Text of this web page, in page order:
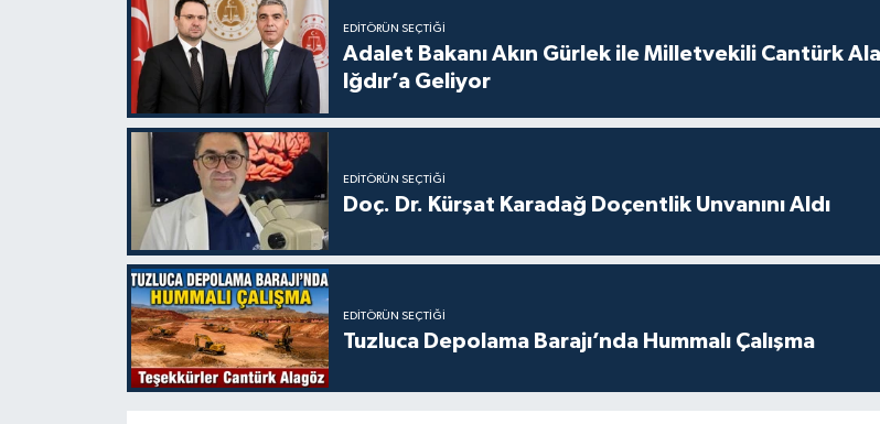
EDITÖRÜN SEÇTIĞI
Adalet Bakanı Akın Gürlek ile Milletvekili Cantürk
Iğdır’a Geliyor
EDITÖRÜN SEÇTIĞI
Doç. Dr. Kürşat Karadağ Doçentlik Unvanını Aldı
EDITÖRÜN SEÇTIĞI
Tuzluca Depolama Barajı’nda Hummalı Çalışma